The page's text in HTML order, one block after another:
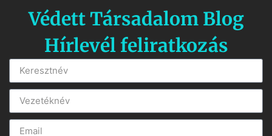
Védett Társadalom Blog
Hírlevél feliratkozás